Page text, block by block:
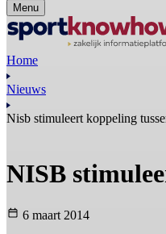
Menu
Home
Nieuws
Nisb stimuleert koppeling
NISB
6 maart 2014